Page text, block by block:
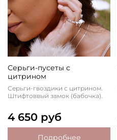
Серьги-пусеты с
цитрином
Серьги-гвоздики с цитрином.
Штифтоввый замок (бабочка).
4 650 руб
Подробнее